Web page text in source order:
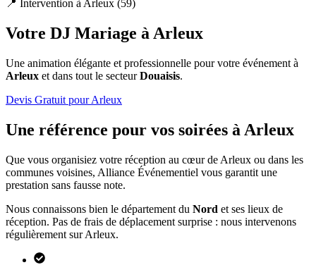
📍 Intervention à Arleux (59)
Votre DJ Mariage àArleux
Une animation élégante et professionnelle pour votre événement à
Arleux et dans tout le secteurDouaisis.
Devis Gratuit pourArleux
Une référence pour vos soirées à Arleux
Que vous organisiez votre réception au cœur de Arleux ou dans les
communes voisines, Alliance Événementiel vous garantit une
prestation sans fausse note.
Nous connaissons bien le département du Nord et ses lieux de
réception. Pas de frais de déplacement surprise : nous intervenons
régulièrement surArleux.